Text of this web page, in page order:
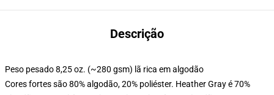
Descrição
Peso pesado 8,25 oz. (~280 gsm) lã rica em algodão
Cores fortes são 80% algodão, 20% poliéster. Heather Gray é 70%